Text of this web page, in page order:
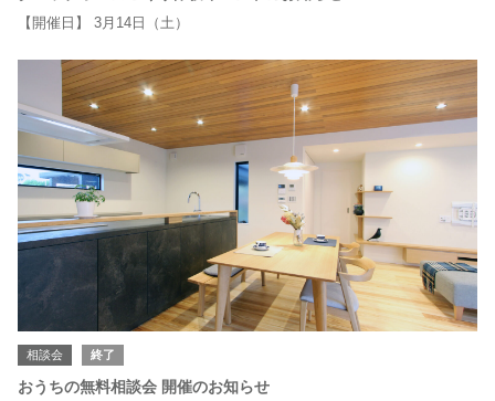
【開催日】 3月14日（土）
相談会 終了
おうちの無料相談会 開催のお知らせ